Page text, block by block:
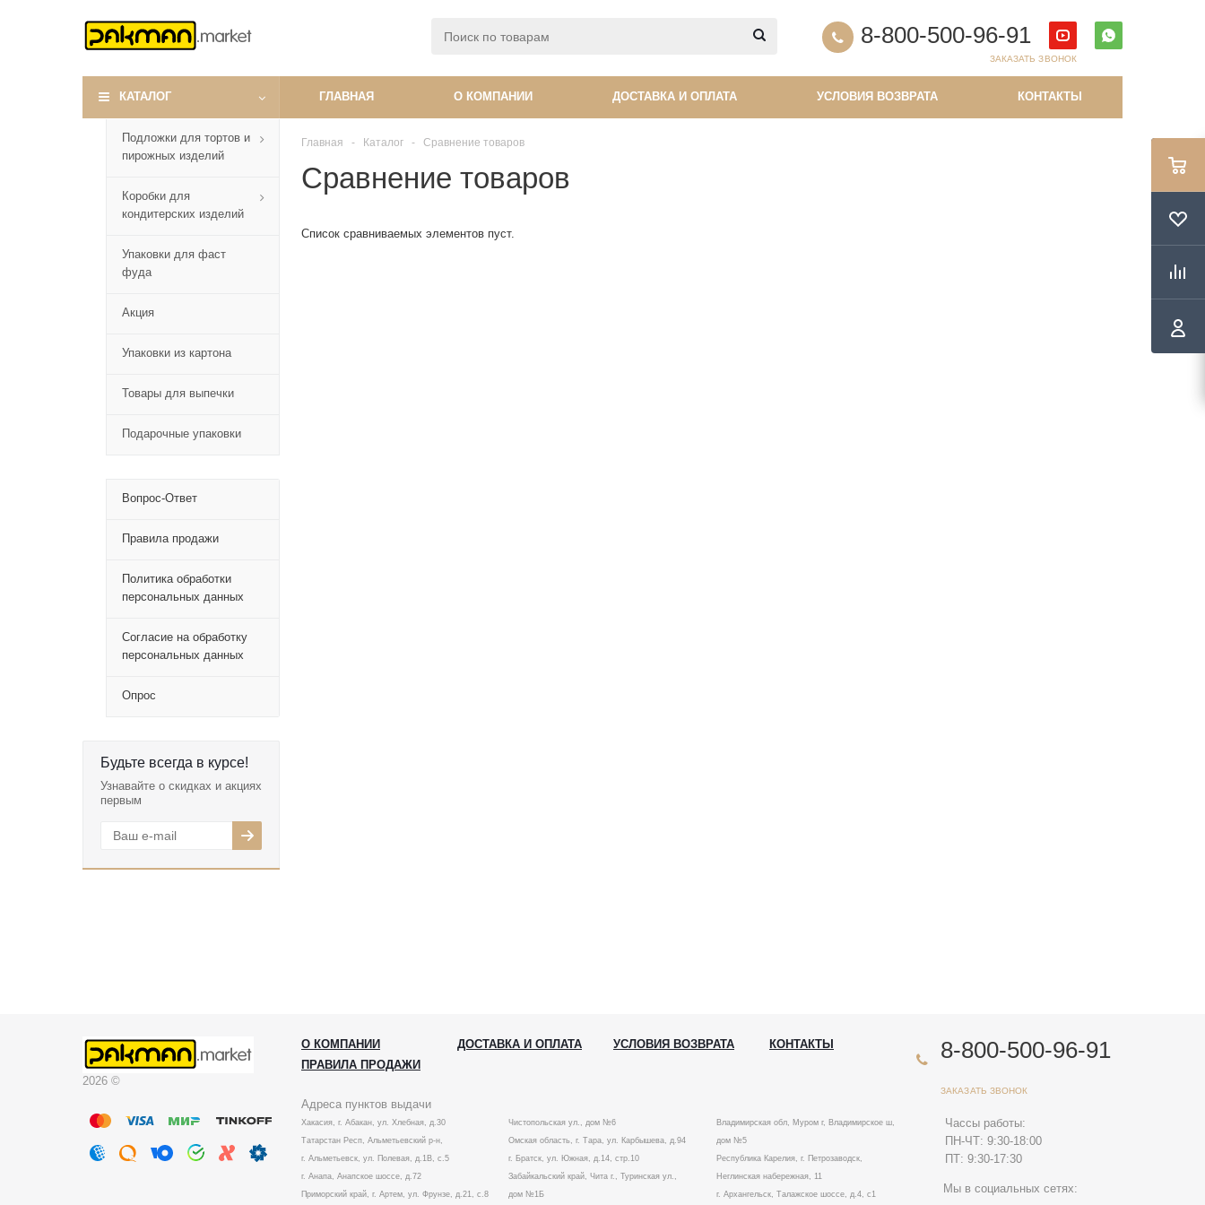
8-800-500-96-91
ЗАКАЗАТЬ ЗВОНОК
КАТАЛОГ ГЛАВНАЯ О КОМПАНИИ ДОСТАВКА И ОПЛАТА УСЛОВИЯ ВОЗВРАТА КОНТАКТЫ
Подложки для тортов и
пирожных изделий
Коробки для
кондитерских изделий
Упаковки для фаст
фуда
Акция
Упаковки из картона
Товары для выпечки
Подарочные упаковки
Вопрос-Ответ
Правила продажи
Политика обработки
персональных данных
Согласие на обработку
персональных данных
Опрос
Будьте всегда в курсе!
Узнавайте о скидках и акциях
первым
Главная - Каталог - Сравнение товаров
Сравнение товаров
Список сравниваемых элементов пуст.
2026 ©
О КОМПАНИИ ДОСТАВКА И ОПЛАТА УСЛОВИЯ ВОЗВРАТА
КОНТАКТЫ
ПРАВИЛА ПРОДАЖИ
Адреса пунктов выдачи
Хакасия, г. Абакан, ул. Хлебная, д.30
Татарстан Респ, Альметьевский р-н,
г. Альметьевск, ул. Полевая, д.1В, с.5
г. Анапа, Анапское шоссе, д.72
Приморский край, г. Артем, ул. Фрунзе, д.21, с.8
Чистопольская ул., дом №6
Омская область, г. Тара, ул. Карбышева, д.94
г. Братск, ул. Южная, д.14, стр.10
Забайкальский край, Чита г., Туринская ул.,
дом №1Б
Владимирская обл, Муром г, Владимирское ш,
дом №5
Республика Карелия, г. Петрозаводск,
Неглинская набережная, 11
г. Архангельск, Талажское шоссе, д.4, с1
8-800-500-96-91
ЗАКАЗАТЬ ЗВОНОК
Чассы работы:
ПН-ЧТ: 9:30-18:00
ПТ: 9:30-17:30
Мы в социальных сетях: